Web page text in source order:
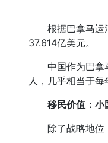
根据巴拿马运河
37.614亿美元。
中国作为巴拿马
人，几乎相当于每
移民价值：小
除了战略地位，